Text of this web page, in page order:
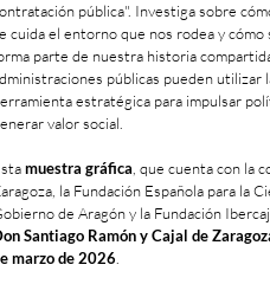
pública". Investiga sobre
cuida el entorno que nos rodea y
parte de nuestra historia
públicas pueden utilizar
estratégica para impulsar
valor social.
muestra gráfica, que cuenta con la
la Fundación Española para la
de Aragón y la Fundación
Santiago Ramón y Cajal de
marzo de 2026.